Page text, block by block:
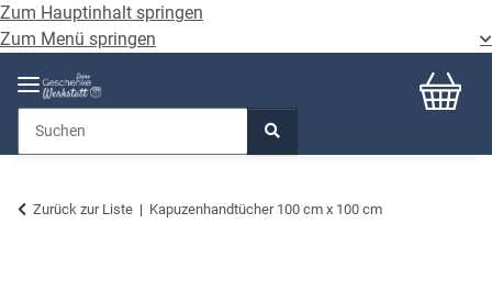
Zum Hauptinhalt springen
Zum Menü springen
Zurück zur Liste Kapuzenhandtücher 100 cm x 100 cm